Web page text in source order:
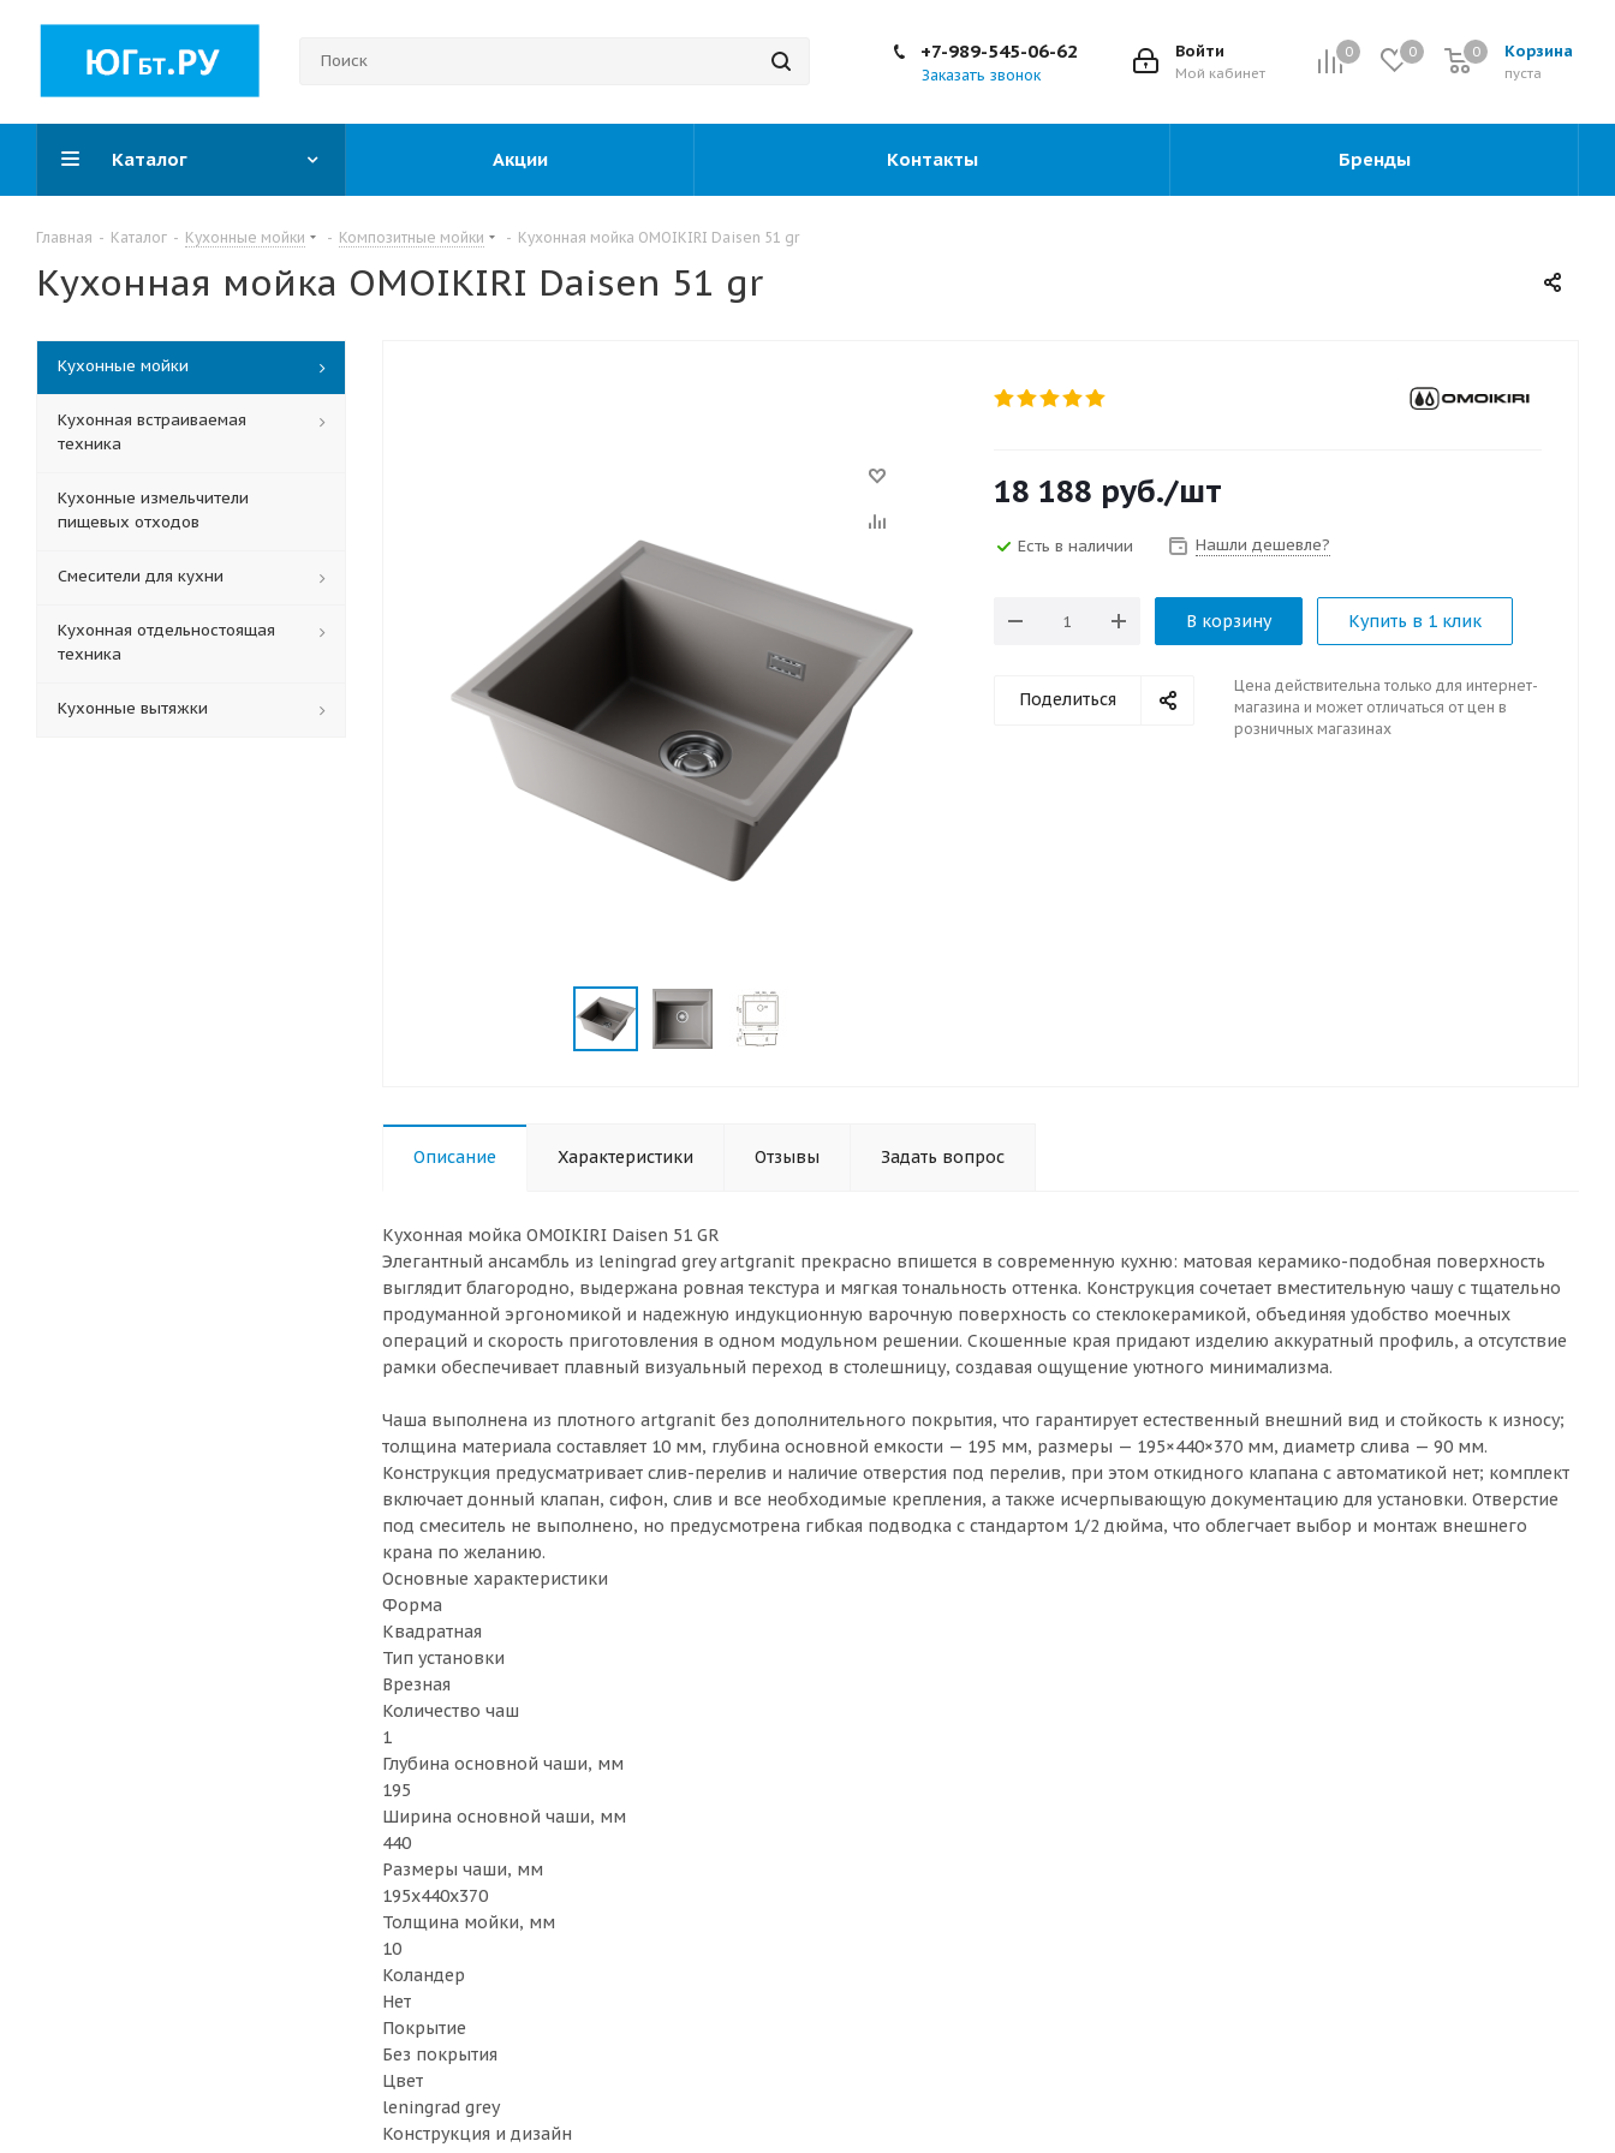
0 0 Корзина
0
пуста
0
Войти
Мой кабинет
+7-989-545-06-62
Заказать звонок
Каталог Акции Контакты Бренды
Главная - Каталог - Кухонные мойки - Композитные мойки - Кухонная мойка OMOIKIRI Daisen 51 gr
Кухонная мойка OMOIKIRI Daisen 51 gr
18 188 руб./шт
Есть в наличии Нашли дешевле?
В корзину Купить в 1 клик
Поделиться
Цена действительна только для интернет-
магазина и может отличаться от цен в
розничных магазинах
Описание Характеристики Отзывы Задать вопрос
Кухонная мойка OMOIKIRI Daisen 51 GR
Элегантный ансамбль из leningrad grey artgranit прекрасно впишется в современную кухню: матовая керамико-подобная поверхность
выглядит благородно, выдержана ровная текстура и мягкая тональность оттенка. Конструкция сочетает вместительную чашу с тщательно
продуманной эргономикой и надежную индукционную варочную поверхность со стеклокерамикой, объединяя удобство моечных
операций и скорость приготовления в одном модульном решении. Скошенные края придают изделию аккуратный профиль, а отсутствие
рамки обеспечивает плавный визуальный переход в столешницу, создавая ощущение уютного минимализма.
Чаша выполнена из плотного artgranit без дополнительного покрытия, что гарантирует естественный внешний вид и стойкость к износу;
толщина материала составляет 10 мм, глубина основной емкости — 195 мм, размеры — 195×440×370 мм, диаметр слива — 90 мм.
Конструкция предусматривает слив-перелив и наличие отверстия под перелив, при этом откидного клапана с автоматикой нет; комплект
включает донный клапан, сифон, слив и все необходимые крепления, а также исчерпывающую документацию для установки. Отверстие
под смеситель не выполнено, но предусмотрена гибкая подводка с стандартом 1/2 дюйма, что облегчает выбор и монтаж внешнего
крана по желанию.
Основные характеристики
Форма
Квадратная
Тип установки
Врезная
Количество чаш
1
Глубина основной чаши, мм
195
Ширина основной чаши, мм
440
Размеры чаши, мм
195x440x370
Толщина мойки, мм
10
Коландер
Нет
Покрытие
Без покрытия
Цвет
leningrad grey
Конструкция и дизайн
Кухонные мойки
Кухонная встраиваемая
техника
Кухонные измельчители
пищевых отходов
Смесители для кухни
Кухонная отдельностоящая
техника
Кухонные вытяжки